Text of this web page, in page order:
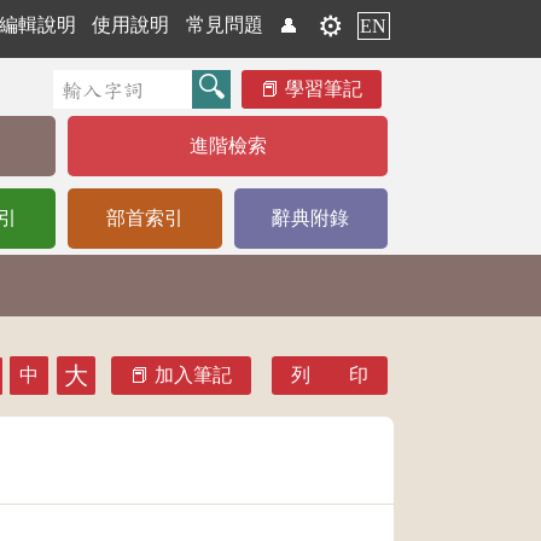
輯說明 使用說明 常見問題 👤 ⚙️ EN
學習筆記
進階檢索
部首索引 辭典附錄
中 大 加入筆記 列 印